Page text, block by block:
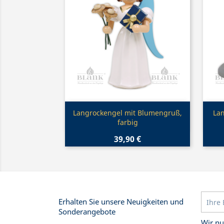
Vorschau
Langrockengel mit Blumengruß,
farbig
39,90 €
Erhalten Sie unsere Neuigkeiten und
Sonderangebote